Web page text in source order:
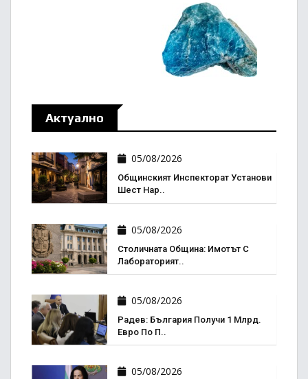
Актуално
05/08/2026
Общинският Инспекторат Установи
Шест Нар..
05/08/2026
Столичната Община: Имотът С
Лабораторият..
05/08/2026
Радев: България Получи 1 Млрд.
Евро По П..
05/08/2026